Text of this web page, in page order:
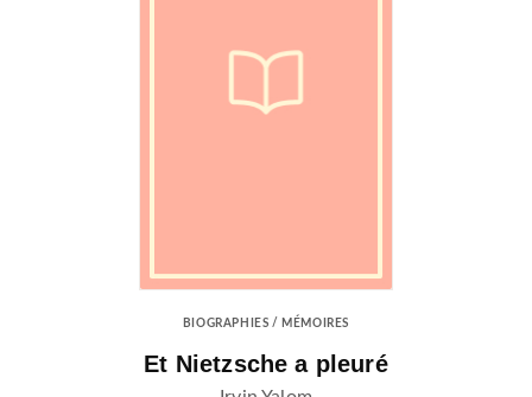
BIOGRAPHIES / MÉMOIRES
Et Nietzsche a pleuré